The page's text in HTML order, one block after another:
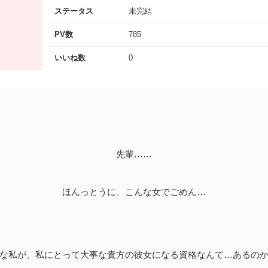
ステータス 未完結
PV数 785
いいね数 0
先輩……
ほんっとうに、こんな女でごめん…
私が、私にとって大事な貴方の彼女になる資格なんて…あるの